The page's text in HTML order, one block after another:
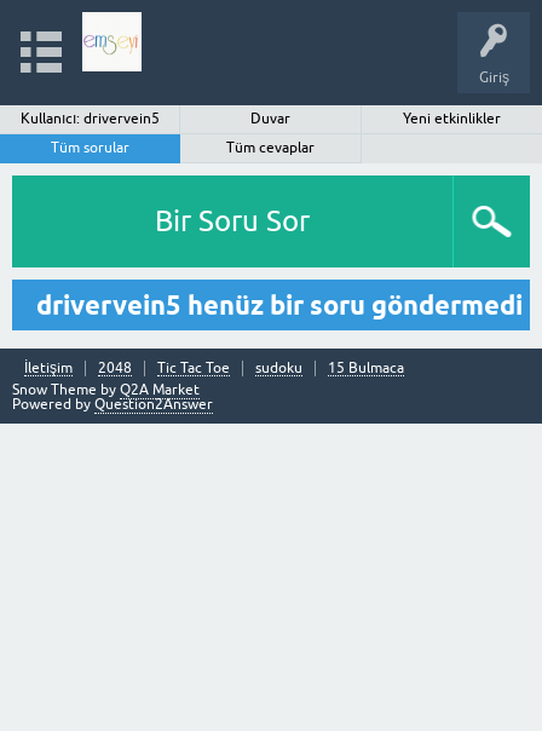
Giriş
Kullanıcı: drivervein5 Duvar
Yeni etkinlikler
Tüm sorular
Tüm cevaplar
Bir Soru Sor
drivervein5 henüz bir soru göndermedi
İletişim 2048 Tic Tac Toe sudoku
15 Bulmaca
Snow Theme by Q2A Market
Powered by Question2Answer